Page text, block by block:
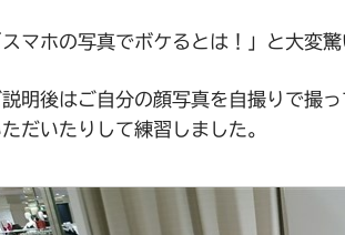
スマホの写真でボケるとは！」と大変
説明後はご自分の顔写真を自撮りで撮
だいたりして練習しました。